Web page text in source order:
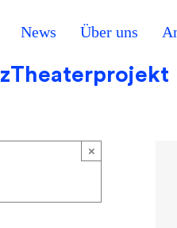
News Über uns
×